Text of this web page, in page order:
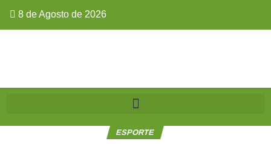
8 de Agosto de 2026
ESPORTE